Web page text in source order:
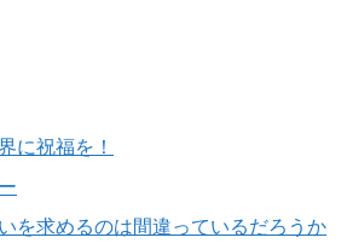
に祝福を！
を求めるのは間違っているだろうか